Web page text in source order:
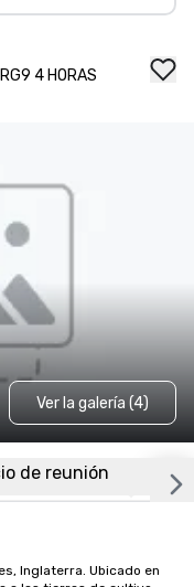
4 HORAS
Ver la galería (4)
de reunión
Inglaterra. Ubicado en